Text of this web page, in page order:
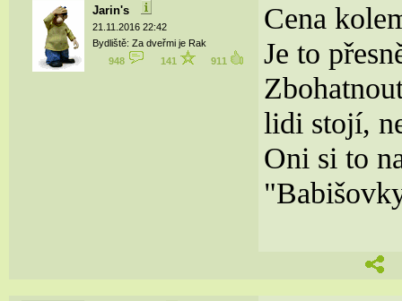
Jarin's
21.11.2016 22:42
Bydliště: Za dveřmi je Rak
948
141 911
Cena
Je to
lidi stojí,
Oni si to